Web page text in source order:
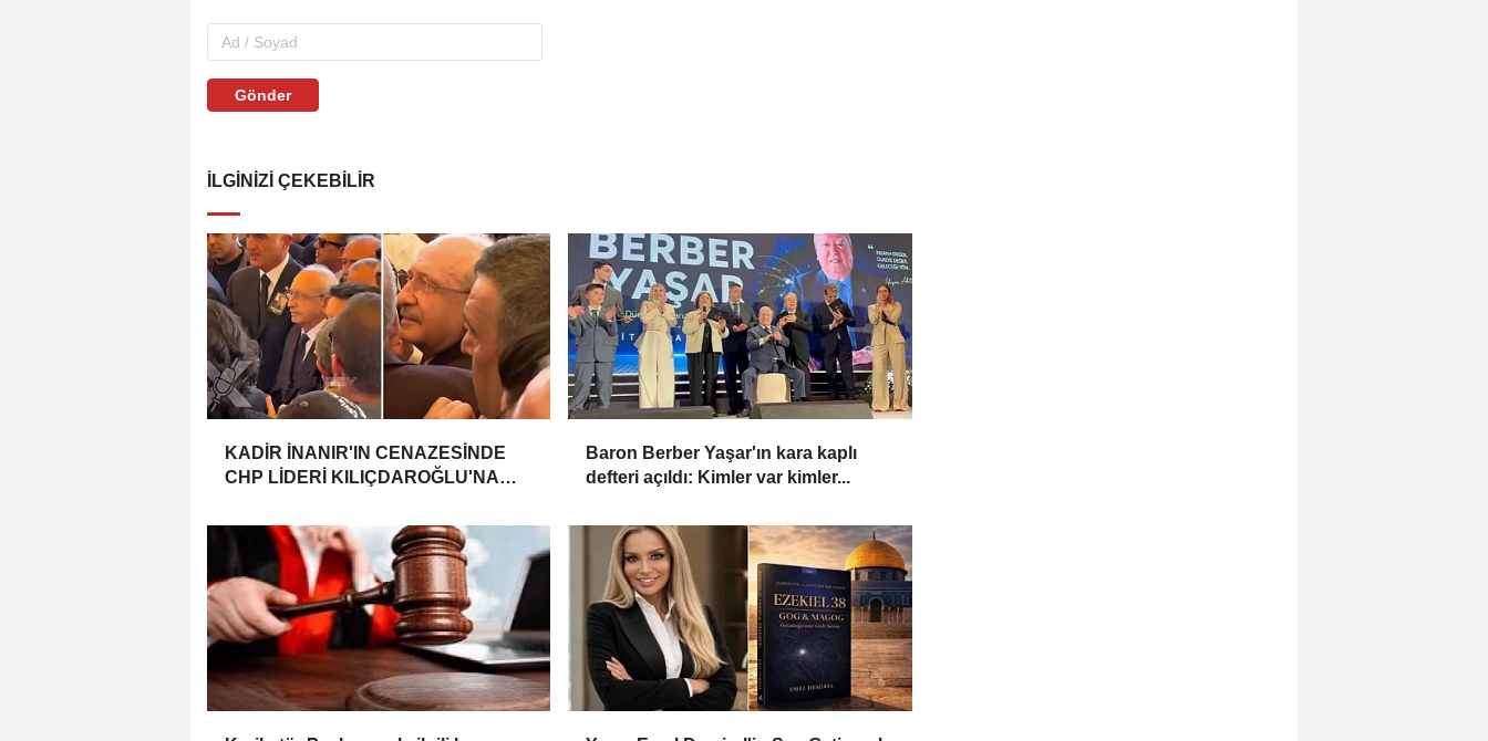
Gönder
İLGINIZI ÇEKEBILIR
KADİR İNANIR'IN CENAZESİNDE
CHP LİDERİ KILIÇDAROĞLU'NA
Baron Berber Yaşar'ın kara kaplı
defteri açıldı: Kimler var kimler...